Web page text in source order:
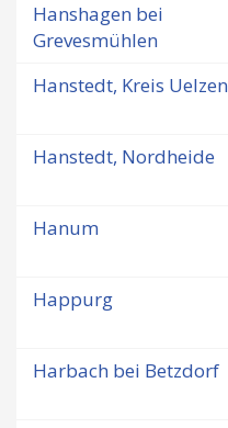
Hanshagen bei
Grevesmühlen
Hanstedt, Kreis Uelzen
Hanstedt, Nordheide
Hanum
Happurg
Harbach bei Betzdorf